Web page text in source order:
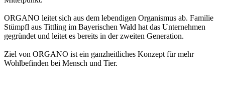
ORGANO leitet sich aus dem lebendigen Organismus ab. Familie
Stümpfl aus Tittling im Bayerischen Wald hat das Unternehmen
gegründet und leitet es bereits in der zweiten Generation.
Ziel von ORGANO ist ein ganzheitliches Konzept für mehr
Wohlbefinden bei Mensch und Tier.